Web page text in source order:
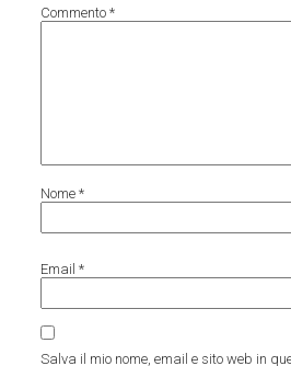
Commento*
Nome*
Email*
Salva il mio nome, email e sito web in